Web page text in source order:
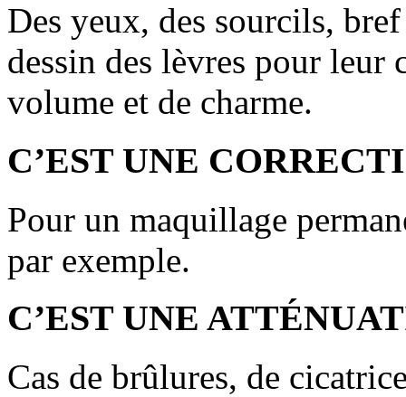
Des yeux, des sourcils,
dessin des lèvres pour leur
volume et de charme.
C’EST UNE
Pour un maquillage
par exemple.
C’EST UNE
Cas de brûlures, de